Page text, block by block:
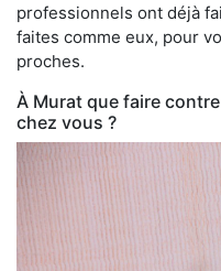
professionnels ont déjà
faites comme eux, pour
proches.
À Murat que faire
chez vous ?